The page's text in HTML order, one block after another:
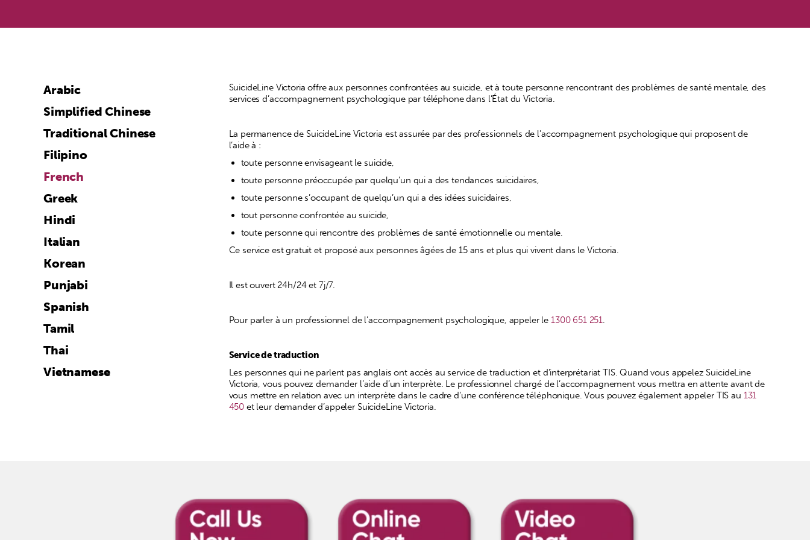
Arabic
Simplified Chinese
Traditional Chinese
Filipino
French
Greek
Hindi
Italian
Korean
Punjabi
Spanish
Tamil
Thai
Vietnamese
SuicideLine Victoria offre aux personnes confrontées au suicide, et à toute personne rencontrant des problèmes de santé mentale, des
services d’accompagnement psychologique par téléphone dans l’État du Victoria.
La permanence de SuicideLine Victoria est assurée par des professionnels de l’accompagnement psychologique qui proposent de
l’aide à :
toute personne envisageant le suicide,
toute personne préoccupée par quelqu’un qui a des tendances suicidaires,
toute personne s’occupant de quelqu’un qui a des idées suicidaires,
tout personne confrontée au suicide,
toute personne qui rencontre des problèmes de santé émotionnelle ou mentale.
Ce service est gratuit et proposé aux personnes âgées de 15 ans et plus qui vivent dans le Victoria.
Il est ouvert 24h/24 et 7j/7.
Pour parler à un professionnel de l’accompagnement psychologique, appeler le 1300 651 251.
Service de traduction
Les personnes qui ne parlent pas anglais ont accès au service de traduction et d’interprétariat TIS. Quand vous appelez SuicideLine
Victoria, vous pouvez demander l’aide d’un interprète. Le professionnel chargé de l’accompagnement vous mettra en attente avant de
vous mettre en relation avec un interprète dans le cadre d’une conférence téléphonique. Vous pouvez également appeler TIS au 131
450 et leur demander d’appeler SuicideLine Victoria.